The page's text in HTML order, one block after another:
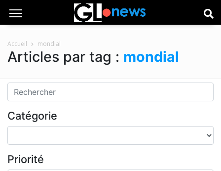
Accueil mondial
Articles par tag : mondial
Catégorie
Priorité